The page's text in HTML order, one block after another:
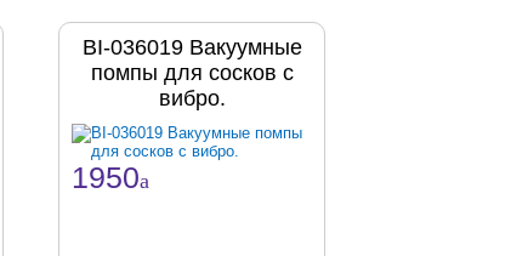
BI-036019 Вакуумные
помпы для сосков с
вибро.
1950a